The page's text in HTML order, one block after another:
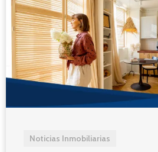
Noticias Inmobiliarias